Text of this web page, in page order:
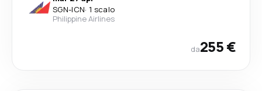
SGN-ICN· 1 scalo
Philippine Airlines
da255 €